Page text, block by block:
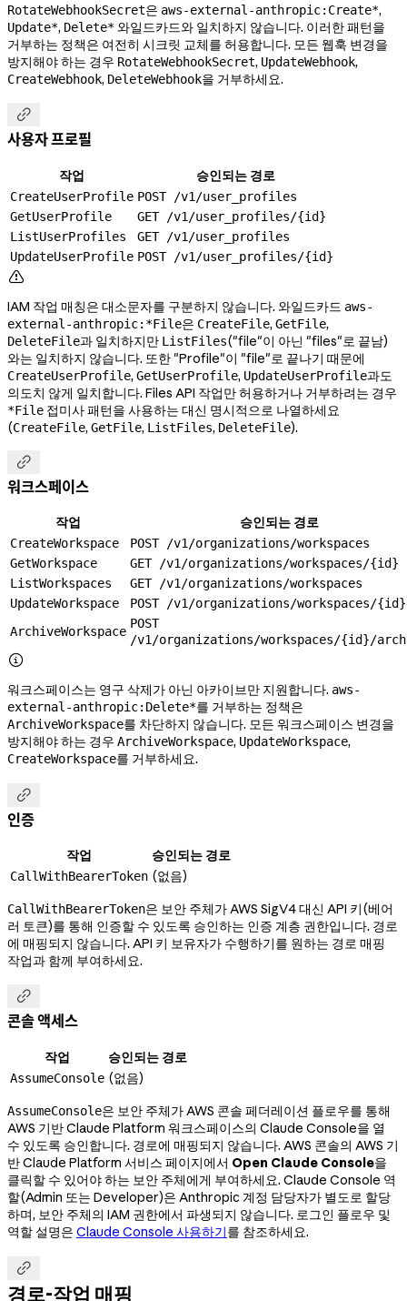
RotateWebhookSecret은 aws-external-anthropic:Create*,
Update*, Delete*와일드카드와 일치하지 않습니다. 이러한 패턴을
거부하는 정책은 여전히 시크릿 교체를 허용합니다. 모든 웹훅 변경을
방지해야 하는 경우 RotateWebhookSecret, UpdateWebhook,
CreateWebhook, DeleteWebhook을 거부하세요.

사용자 프로필
작업 승인되는 경로
CreateUserProfile POST /v1/user_profiles
GetUserProfile
GET /v1/user_profiles/{id}
ListUserProfiles
GET /v1/user_profiles
UpdateUserProfile POST /v1/user_profiles/{id}

IAM 작업 매칭은 대소문자를 구분하지 않습니다. 와일드카드 aws-
external-anthropic:*File은 CreateFile, GetFile,
DeleteFile과 일치하지만 ListFiles("file"이 아닌 "files"로 끝남)
와는 일치하지 않습니다. 또한 "Profile"이 "file"로 끝나기 때문에
CreateUserProfile, GetUserProfile, UpdateUserProfile과도
의도치 않게 일치합니다. Files API 작업만 허용하거나 거부하려는 경우
*File 접미사 패턴을 사용하는 대신 명시적으로 나열하세요
(CreateFile, GetFile, ListFiles, DeleteFile).

워크스페이스
작업 승인되는 경로
CreateWorkspace
POST /v1/organizations/workspaces
GetWorkspace
GET /v1/organizations/workspaces/{id}
ListWorkspaces
GET /v1/organizations/workspaces
UpdateWorkspace
POST /v1/organizations/workspaces/{id}
ArchiveWorkspace
POST
/v1/organizations/workspaces/{id}/

워크스페이스는 영구 삭제가 아닌 아카이브만 지원합니다. aws-
external-anthropic:Delete*를 거부하는 정책은
ArchiveWorkspace를 차단하지 않습니다. 모든 워크스페이스 변경을
방지해야 하는 경우 ArchiveWorkspace, UpdateWorkspace,
CreateWorkspace를 거부하세요.

인증
작업 승인되는 경로
CallWithBearerToken (없음)
CallWithBearerToken은 보안 주체가 AWS SigV4 대신 API 키(베어
러 토큰)를 통해 인증할 수 있도록 승인하는 인증 계층 권한입니다. 경로
에 매핑되지 않습니다. API 키 보유자가 수행하기를 원하는 경로 매핑
작업과 함께 부여하세요.

콘솔 액세스
작업 승인되는 경로
AssumeConsole (없음)
AssumeConsole은 보안 주체가 AWS 콘솔 페더레이션 플로우를 통해
AWS 기반 Claude Platform 워크스페이스의 Claude Console을 열
수 있도록 승인합니다. 경로에 매핑되지 않습니다. AWS 콘솔의 AWS 기
반 Claude Platform 서비스 페이지에서 Open Claude Console을
클릭할 수 있어야 하는 보안 주체에게 부여하세요. Claude Console 역
할(Admin 또는 Developer)은 Anthropic 계정 담당자가 별도로 할당
하며, 보안 주체의 IAM 권한에서 파생되지 않습니다. 로그인 플로우 및
역할 설명은 Claude Console 사용하기를 참조하세요.

경로-작업 매핑